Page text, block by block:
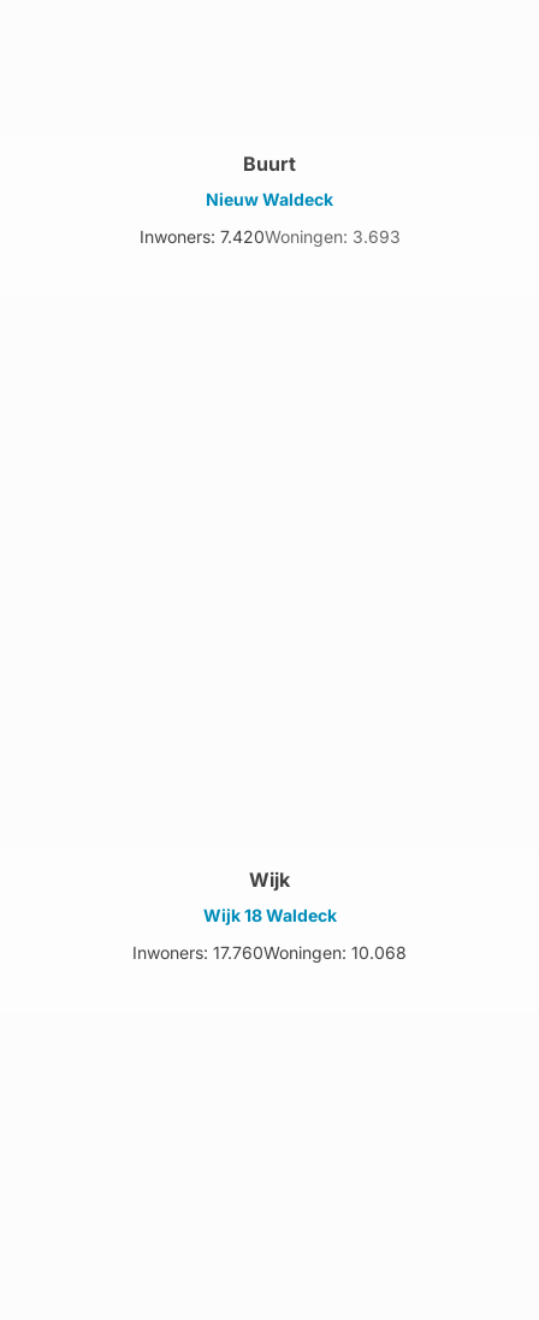
Buurt
Nieuw Waldeck
Inwoners: 7.420Woningen: 3.693
Wijk
Wijk 18 Waldeck
Inwoners: 17.760Woningen: 10.068